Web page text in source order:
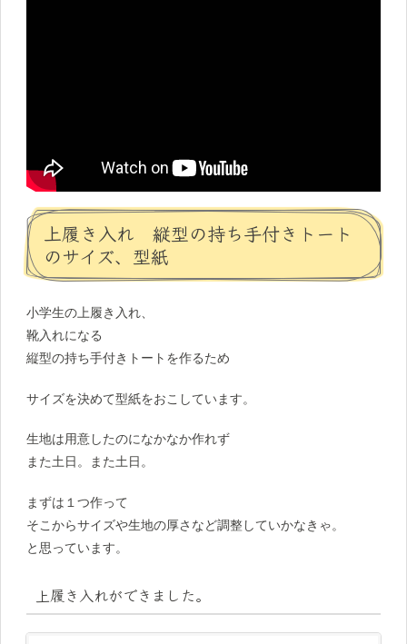
上履き入れ 縦型の持ち手付きトート
のサイズ、型紙
小学生の上履き入れ、
靴入れになる
縦型の持ち手付きトートを作るため
サイズを決めて型紙をおこしています。
生地は用意したのになかなか作れず
また土日。また土日。
まずは１つ作って
そこからサイズや生地の厚さなど調整していかなきゃ。
と思っています。
上履き入れができました。